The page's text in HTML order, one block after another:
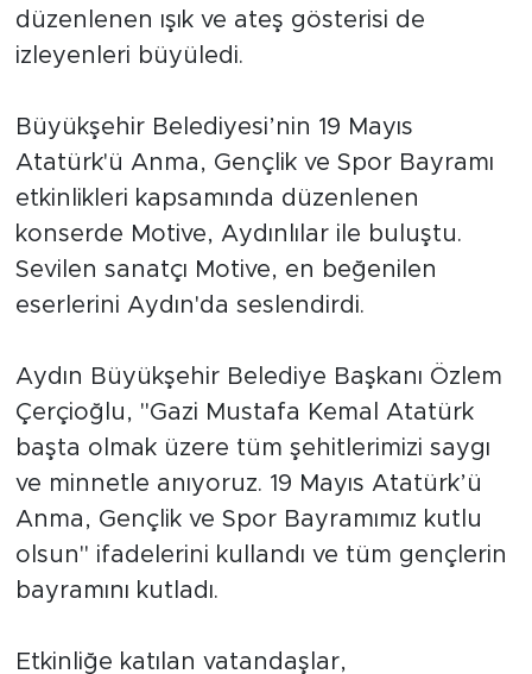
düzenlenen ışık ve ateş gösterisi de
izleyenleri büyüledi.
Büyükşehir Belediyesi’nin 19 Mayıs
Atatürk'ü Anma, Gençlik ve Spor Bayramı
etkinlikleri kapsamında düzenlenen
konserde Motive, Aydınlılar ile buluştu.
Sevilen sanatçı Motive, en beğenilen
eserlerini Aydın'da seslendirdi.
Aydın Büyükşehir Belediye Başkanı Özlem
Çerçioğlu, "Gazi Mustafa Kemal Atatürk
başta olmak üzere tüm şehitlerimizi saygı
ve minnetle anıyoruz. 19 Mayıs Atatürk’ü
Anma, Gençlik ve Spor Bayramımız kutlu
olsun" ifadelerini kullandı ve tüm gençlerin
bayramını kutladı.
Etkinliğe katılan vatandaşlar,